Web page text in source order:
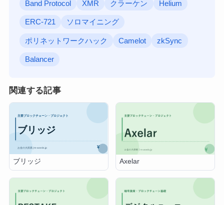
Band Protocol XMR クラーケン Helium
ERC-721 ソロマイニング
ポリネットワークハック Camelot zkSync
Balancer
関連する記事
ブリッジ Axelar